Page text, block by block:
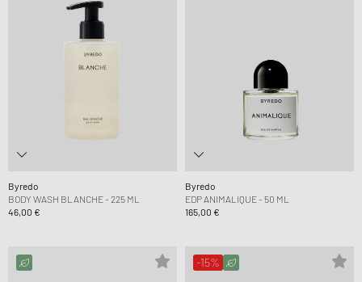
Byredo
BODY WASH BLANCHE - 225 ML
46,00 €
Byredo
EDP ANIMALIQUE - 50 ML
165,00 €
-15%